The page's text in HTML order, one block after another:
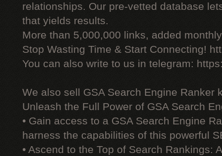
relationships. Our pre-vetted database
that yields results.
More than 5,000,000 links, added
Stop Wasting Time & Start Connecting!
You can also write to us in telegram:
We also sell GSA Search Engine Ranker
Unleash the Full Power of GSA Search
• Gain access to a GSA Search Engine
harness the capabilities of this powerful
• Ascend to the Top of Search Rankings: